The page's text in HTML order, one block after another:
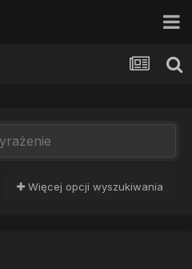
Więcej opcji wyszukiwania